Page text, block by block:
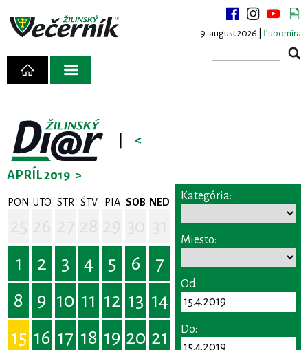
9. august 2026 | Ľubomíra
<
APRÍL 2019 >
PON UTO STR ŠTV PIA SOB NED
1
2 3 4 5 6
7
8
9 10 11 12 13 14
15 16 17 18 19 20 21
Kategória:
Miesto:
Od:
Do: